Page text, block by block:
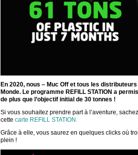
En 2020, nous – Muc Off et tous les
Monde. Le programme REFILL STATION a
de plus que l’objectif initial de 30 tonnes !
Si vous souhaitez prendre part à l’aventure,
cette carte REFILL STATION.
Grâce à elle, vous saurez en quelques clicks où
plein !